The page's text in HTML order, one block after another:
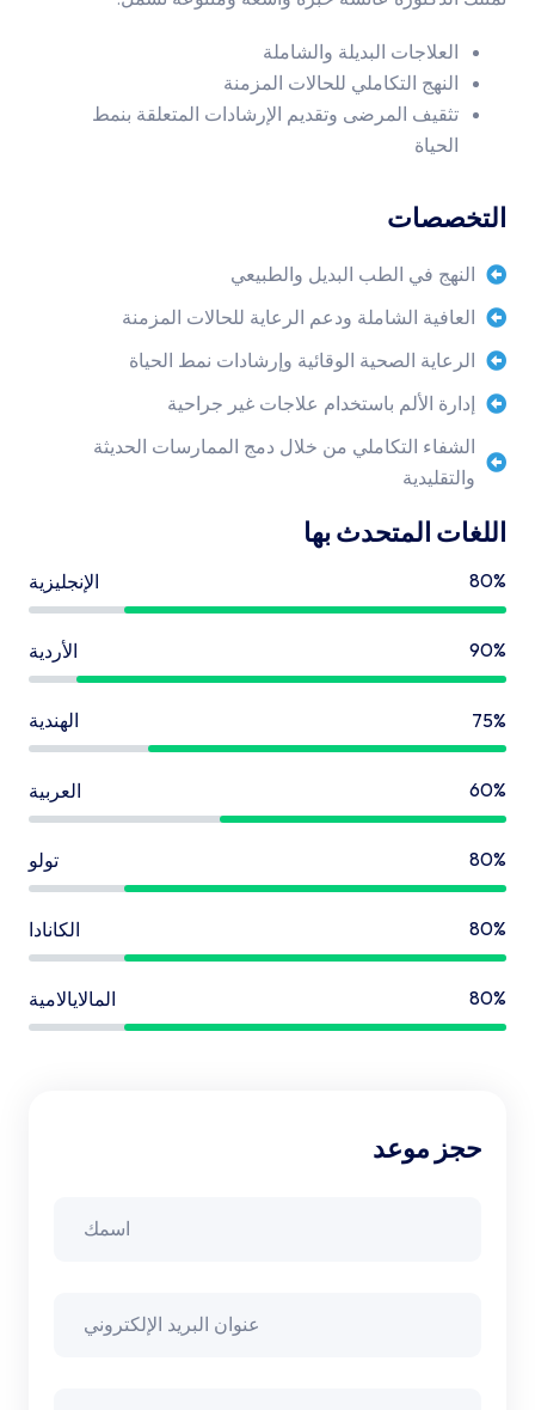
العلاجات البديلة والشاملة
النهج التكاملي للحالات المزمنة
تثقيف المرضى وتقديم الإرشادات المتعلقة بنمط
الحياة
التخصصات
النهج في الطب البديل والطبيعي
العافية الشاملة ودعم الرعاية للحالات المزمنة
الرعاية الصحية الوقائية وإرشادات نمط الحياة
إدارة الألم باستخدام علاجات غير جراحية
الشفاء التكاملي من خلال دمج الممارسات الحديثة
والتقليدية
اللغات المتحدث بها
الإنجليزية 80%
الأردية 90%
الهندية 75%
العربية 60%
تولو 80%
الكانادا 80%
المالايالامية 80%
حجز موعد